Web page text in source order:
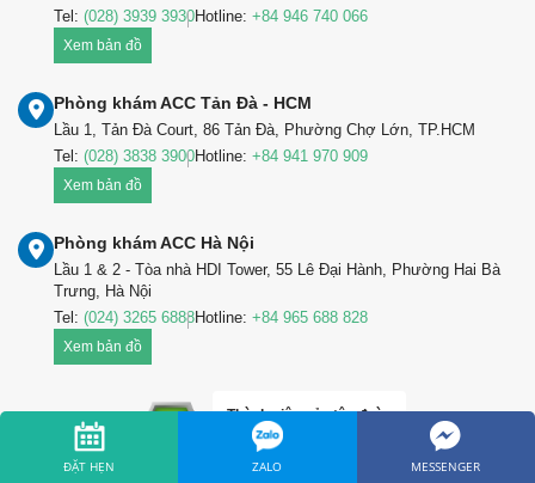
Tel: (028) 3939 3930Hotline: +84 946 740 066
Xem bản đồ
Phòng khám ACC Tản Đà - HCM
Lầu 1, Tản Đà Court, 86 Tản Đà, Phường Chợ Lớn, TP.HCM
Tel: (028) 3838 3900Hotline: +84 941 970 909
Xem bản đồ
Phòng khám ACC Hà Nội
Lầu 1 & 2 - Tòa nhà HDI Tower, 55 Lê Đại Hành, Phường Hai Bà
Trưng, Hà Nội
Tel: (024) 3265 6888Hotline: +84 965 688 828
Xem bản đồ
Thành viên của tập đoàn
ĐẶT HẸN ZALO MESSENGER